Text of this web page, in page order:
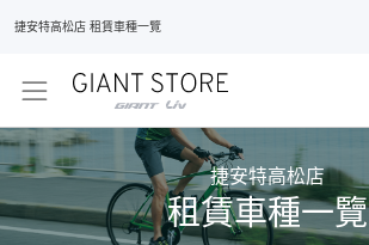
捷安特高松店 租賃車種一覽
捷安特高松店
租賃車種一覽